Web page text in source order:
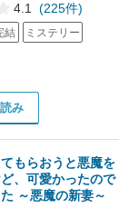
4.1 (225件)
結 ミステリー
み
もらおうと悪魔を
、可愛かったので
～悪魔の新妻～